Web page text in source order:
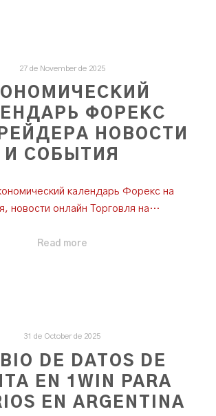
27 de November de 2025
ФОРЕКС
НОВОСТИ
И СОБЫТИЯ
календарь Форекс на
новости онлайн Торговля на…
Read more
31 de October de 2025
DE DATOS DE
EN 1WIN PARA
EN ARGENTINA